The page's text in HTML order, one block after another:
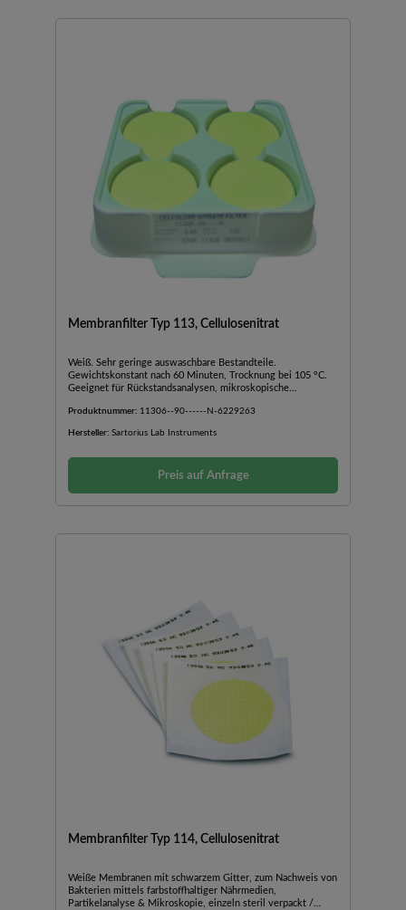
Membranfilter Typ 113, Cellulosenitrat
Weiß. Sehr geringe auswaschbare Bestandteile.
Gewichtskonstant nach 60 Minuten, Trocknung bei 105 °C.
Geeignet für Rückstandsanalysen, mikroskopische
Röntgenfluoreszenz, Spektrometrie und gravimetrische
Porengrößen und Formate auf
SatzH228P-SatzP230, P234, P243, P233, P210, P372, P375,
P370+P380, P501UNNR3270SDBLink
Produktnummer: 11306--90------N-6229263
Hersteller: Sartorius Lab Instruments
Preis auf Anfrage
Membranfilter Typ 114, Cellulosenitrat
Weiße Membranen mit schwarzem Gitter, zum Nachweis von
Bakterien mittels farbstoffhaltiger Nährmedien,
Partikelanalyse & Mikroskopie, einzeln steril verpackt /